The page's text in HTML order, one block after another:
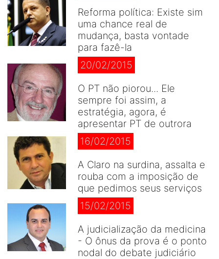
Reforma política: Existe sim
uma chance real de
mudança, basta vontade
para fazê-la
20/02/2015
O PT não piorou... Ele
sempre foi assim, a
estratégia, agora, é
apresentar PT de outrora
16/02/2015
A Claro na surdina, assalta e
rouba com a imposição de
que pedimos seus serviços
15/02/2015
A judicialização da medicina
- O ônus da prova é o ponto
nodal do debate judiciário